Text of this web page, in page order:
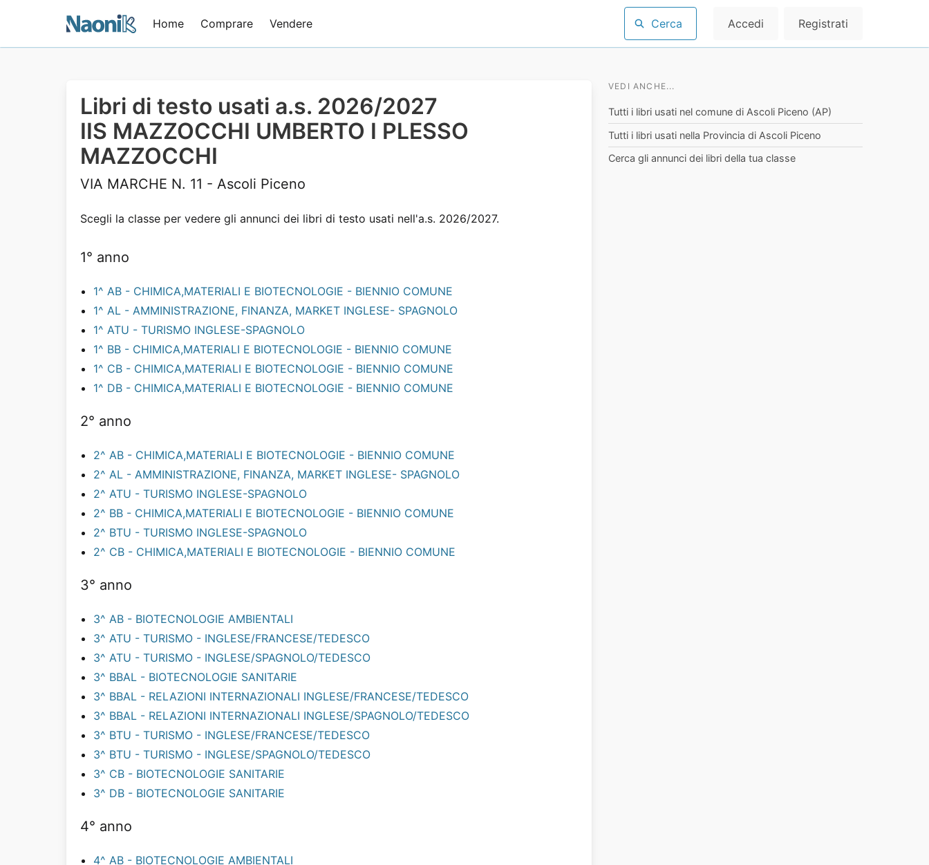
Home Comprare Vendere Cerca Accedi Registrati
Libri di testo usati a.s. 2026/2027
IIS MAZZOCCHI UMBERTO I PLESSO
MAZZOCCHI
VIA MARCHE N. 11 - Ascoli Piceno
Scegli la classe per vedere gli annunci dei libri di testo usati nell'a.s. 2026/2027.
1° anno
1^ AB - CHIMICA,MATERIALI E BIOTECNOLOGIE - BIENNIO COMUNE
1^ AL - AMMINISTRAZIONE, FINANZA, MARKET INGLESE- SPAGNOLO
1^ ATU - TURISMO INGLESE-SPAGNOLO
1^ BB - CHIMICA,MATERIALI E BIOTECNOLOGIE - BIENNIO COMUNE
1^ CB - CHIMICA,MATERIALI E BIOTECNOLOGIE - BIENNIO COMUNE
1^ DB - CHIMICA,MATERIALI E BIOTECNOLOGIE - BIENNIO COMUNE
2° anno
2^ AB - CHIMICA,MATERIALI E BIOTECNOLOGIE - BIENNIO COMUNE
2^ AL - AMMINISTRAZIONE, FINANZA, MARKET INGLESE- SPAGNOLO
2^ ATU - TURISMO INGLESE-SPAGNOLO
2^ BB - CHIMICA,MATERIALI E BIOTECNOLOGIE - BIENNIO COMUNE
2^ BTU - TURISMO INGLESE-SPAGNOLO
2^ CB - CHIMICA,MATERIALI E BIOTECNOLOGIE - BIENNIO COMUNE
3° anno
3^ AB - BIOTECNOLOGIE AMBIENTALI
3^ ATU - TURISMO - INGLESE/FRANCESE/TEDESCO
3^ ATU - TURISMO - INGLESE/SPAGNOLO/TEDESCO
3^ BBAL - BIOTECNOLOGIE SANITARIE
3^ BBAL - RELAZIONI INTERNAZIONALI INGLESE/FRANCESE/TEDESCO
3^ BBAL - RELAZIONI INTERNAZIONALI INGLESE/SPAGNOLO/TEDESCO
3^ BTU - TURISMO - INGLESE/FRANCESE/TEDESCO
3^ BTU - TURISMO - INGLESE/SPAGNOLO/TEDESCO
3^ CB - BIOTECNOLOGIE SANITARIE
3^ DB - BIOTECNOLOGIE SANITARIE
4° anno
4^ AB - BIOTECNOLOGIE AMBIENTALI
VEDI ANCHE...
Tutti i libri usati nel comune di Ascoli Piceno (AP)
Tutti i libri usati nella Provincia di Ascoli Piceno
Cerca gli annunci dei libri della tua classe